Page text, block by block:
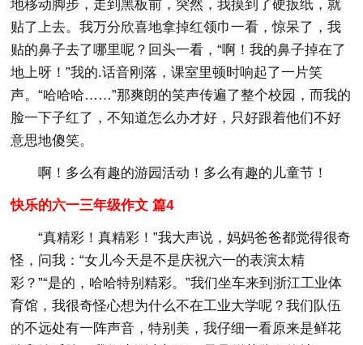
地移动脚步，走到黑板前，突然，我摸到了硬扳纸，就
贴了上去。我万分欣喜地拿掉红领巾一看，惊呆了，我
贴的鼻子去了哪里呢？回头一看，“啊！我的鼻子掉在了
地上呀！”我的.话音刚落，课室里顿时响起了一片笑
声。“哈哈哈……”那爽朗的笑声传遍了整个校园，而我的
脸一下子红了，不知道怎么办才好，只好跟着他们不好
意思地傻笑。
啊！多么有趣的游园活动！多么有趣的儿童节！
快乐的六一三年级作文 篇4
“真精彩！真精彩！”我大声说，妈妈爸爸都觉得很奇
怪，问我：“女儿今天是不是庆祝六一的表演太精
彩？”“是的，哈哈特别精彩。”我们坐车来到浙江工业体
育馆，我很奇怪心想为什么不在工业大学呢？我们队伍
的不远处有一阵声音，特别美，我仔细一看原来是鲜花